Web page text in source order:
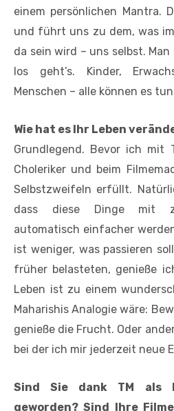
einem persönlichen Mantra.
und führt uns zu dem, was
da sein wird – uns selbst.
los geht’s. Kinder,
Menschen – alle können es
Wie hat es Ihr Leben
Grundlegend. Bevor ich mit
Choleriker und beim
Selbstzweifeln erfüllt.
dass diese Dinge mit
automatisch einfacher
ist weniger, was passieren
früher belasteten, genieße
Leben ist zu einem
Maharishis Analogie wäre:
genieße die Frucht. Oder
bei der ich mir jederzeit neue
Sind Sie dank TM als
geworden? Sind Ihre